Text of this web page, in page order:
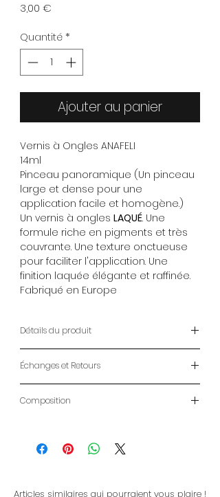
3,00 €
Quantité*
Ajouter au panier
Vernis à Ongles ANAFELI
14ml
Pinceau panoramique (Un pinceau
large et dense pour une
application facile et homogène.)
Un vernis à ongles LAQUÉ. Une
formule riche en pigments et très
couvrante. Une texture onctueuse
pour faciliter l'application. Une
finition laquée élégante et raffinée.
Fabriqué en Europe
Détails du produit
14ml
Pinceau panoramique (Un pinceau
large et dense pour une
formule riche en pigments et très
couvrante. Une texture onctueuse
Échanges et Retours
- LIVRAISON À DOMICILE : 2-7 jours
COLLECT
Composition
nitrocellulose, phtalic anhydride,
trimellitic, anhydride, glycols
Articles similaires qui pourraient vous plaire !